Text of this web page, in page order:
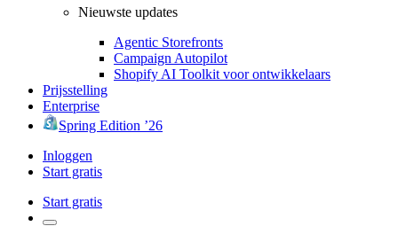
Nieuwste updates
Agentic Storefronts
Campaign Autopilot
Shopify AI Toolkit voor ontwikkelaars
Prijsstelling
Enterprise
Spring Edition ’26
Inloggen
Start gratis
Start gratis